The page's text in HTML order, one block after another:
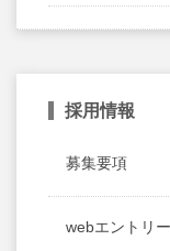
採用情報
募集要項
webエントリ